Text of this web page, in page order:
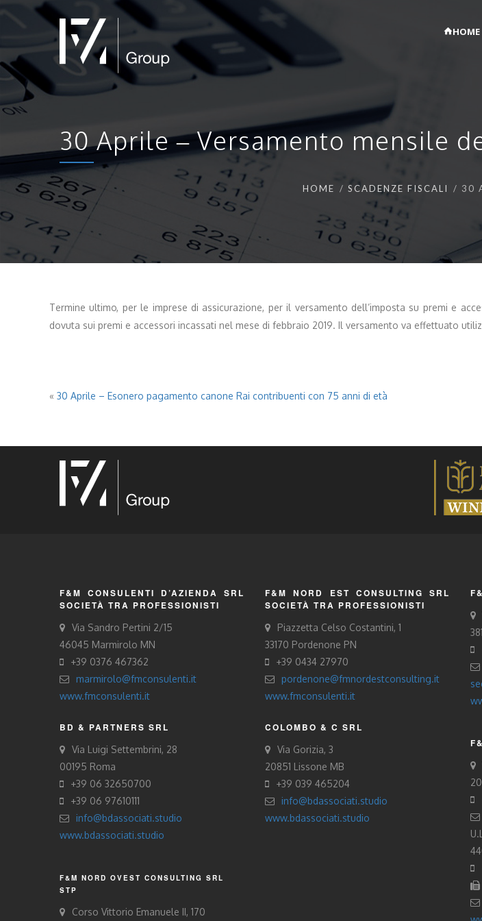
HOME
30 Aprile – Versamento mensile
HOME SCADENZE FISCALI 30
Termine ultimo, per le imprese di assicurazione, per il versamento dell’imposta su premi e
dovuta sui premi e accessori incassati nel mese di febbraio 2019. Il versamento va effettuato
« 30 Aprile – Esonero pagamento canone Rai contribuenti con 75 anni di età
F&M CONSULENTI D’AZIENDA SRL
SOCIETÀ TRA PROFESSIONISTI
Via Sandro Pertini 2/15
46045 Marmirolo MN
+39 0376 467362
marmirolo@fmconsulenti.it
www.fmconsulenti.it
BD & PARTNERS SRL
Via Luigi Settembrini, 28
00195 Roma
+39 06 32650700
+39 06 97610111
info@bdassociati.studio
www.bdassociati.studio
F&M NORD OVEST CONSULTING SRL
STP
Corso Vittorio Emanuele II, 170
F&M NORD EST CONSULTING SRL
SOCIETÀ TRA PROFESSIONISTI
Piazzetta Celso Costantini, 1
33170 Pordenone PN
+39 0434 27970
pordenone@fmnordestconsulting.it
www.fmconsulenti.it
COLOMBO & C SRL
Via Gorizia, 3
20851 Lissone MB
+39 039 465204
info@bdassociati.studio
www.bdassociati.studio